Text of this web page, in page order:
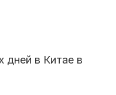
дней в Китае в